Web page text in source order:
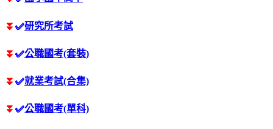
⏬ ✅研究所考試
⏬ ✅公職國考(套裝)
⏬ ✅就業考試(合集)
⏬ ✅公職國考(單科)